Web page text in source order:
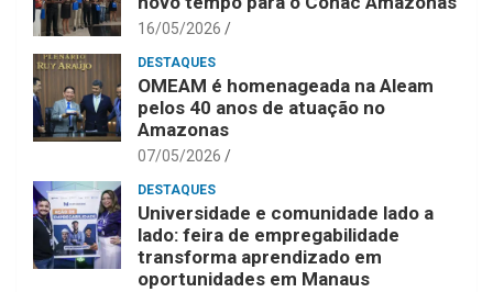
16/05/2026
DESTAQUES
OMEAM é homenageada na Aleam
pelos 40 anos de atuação no
Amazonas
07/05/2026
DESTAQUES
Universidade e comunidade lado a
lado: feira de empregabilidade
transforma aprendizado em
oportunidades em Manaus